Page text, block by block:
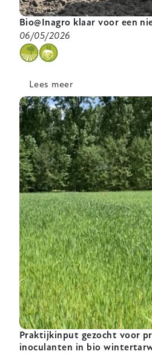
Bio@Inagro klaar voor een
06/05/2026
categorie
Lees meer
Bio@Inagro
klaar
voor
een
nieuw
seizoen
Praktijkinput gezocht voor
inoculanten in bio